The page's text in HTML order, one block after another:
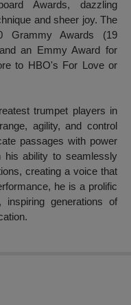
Awards, dazzling
and sheer joy. The
Grammy Awards (19
an Emmy Award for
to HBO's For Love or
trumpet players in
agility, and control
passages with power
his ability to seamlessly
creating a voice that
he is a prolific
inspiring generations of